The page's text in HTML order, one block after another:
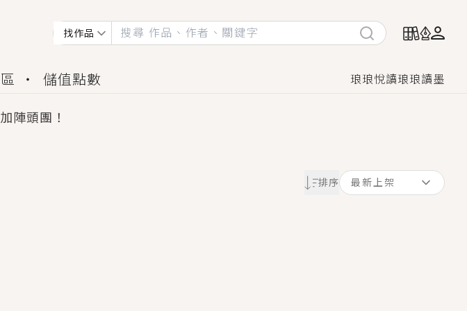
找作品
儲值點數 琅琅悅讀琅琅讀墨
陣頭團！
與獨享福利！
！前夫失憶移情別戀，她頭也不回找新歡，他居然還後悔了？
兩位少女，今夏最推純愛GL漫畫！
力，已中毒Σ>―(〃°ω°〃)♡→
竟是屬於他的停屍櫃？！
他的一生將不由自主追逐著她……
排序 最新上架